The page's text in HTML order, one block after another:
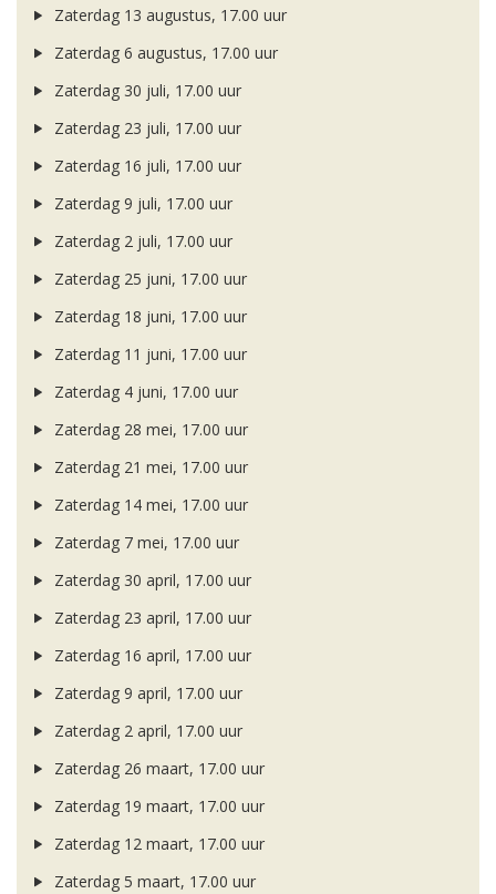
Zaterdag 13 augustus, 17.00 uur
Zaterdag 6 augustus, 17.00 uur
Zaterdag 30 juli, 17.00 uur
Zaterdag 23 juli, 17.00 uur
Zaterdag 16 juli, 17.00 uur
Zaterdag 9 juli, 17.00 uur
Zaterdag 2 juli, 17.00 uur
Zaterdag 25 juni, 17.00 uur
Zaterdag 18 juni, 17.00 uur
Zaterdag 11 juni, 17.00 uur
Zaterdag 4 juni, 17.00 uur
Zaterdag 28 mei, 17.00 uur
Zaterdag 21 mei, 17.00 uur
Zaterdag 14 mei, 17.00 uur
Zaterdag 7 mei, 17.00 uur
Zaterdag 30 april, 17.00 uur
Zaterdag 23 april, 17.00 uur
Zaterdag 16 april, 17.00 uur
Zaterdag 9 april, 17.00 uur
Zaterdag 2 april, 17.00 uur
Zaterdag 26 maart, 17.00 uur
Zaterdag 19 maart, 17.00 uur
Zaterdag 12 maart, 17.00 uur
Zaterdag 5 maart, 17.00 uur